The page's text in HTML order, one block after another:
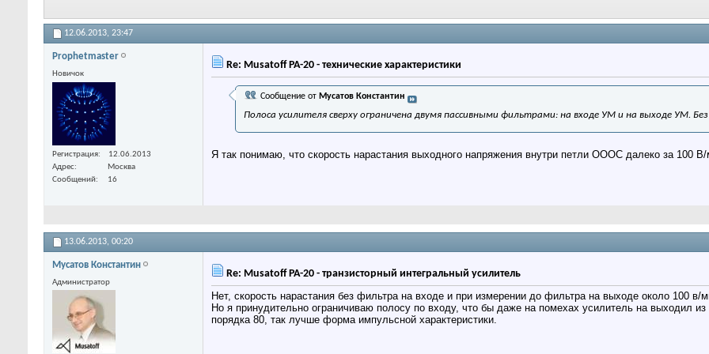
12.06.2013, 23:47
Prophetmaster
Новичок
Регистрация
12.06.2013
Адрес
Москва
Сообщений
16
Re: Musatoff PA-20 - технические характеристики
Сообщение от Мусатов Константин
Полоса усилителя сверху ограничена двумя пассивными фильтрами: на входе УМ и на выходе УМ.
Я так понимаю, что скорость нарастания выходного напряжения внутри петли ОООС далеко за 100 В/
13.06.2013, 00:20
Мусатов Константин
Администратор
Re: Musatoff PA-20 - транзисторный интегральный усилитель
Нет, скорость нарастания без фильтра на входе и при измерении до фильтра на выходе около 100 в/
Но я принудительно ограничиваю полосу по входу, что бы даже на помехах усилитель на выходил
порядка 80, так лучше форма импульсной характеристики.